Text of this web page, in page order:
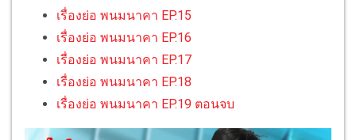
เรื่องย่อ พนมนาคา EP.15
เรื่องย่อ พนมนาคา EP.16
เรื่องย่อ พนมนาคา EP.17
เรื่องย่อ พนมนาคา EP.18
เรื่องย่อ พนมนาคา EP.19 ตอนจบ